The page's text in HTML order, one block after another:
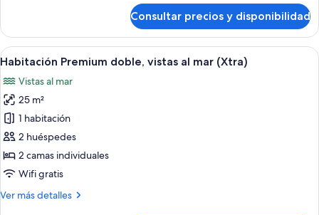
+
2
junior
(Solarium
,
adults
+
2
children)
Consultar precios y disponibilidad
Abrir
todas
las
fotos
de
Habitación
Premium
doble,
al
Habitación de hotel con dos camas,
5
Habitación Premium doble, vistas al mar (Xtra)
Vistas al mar
25 m²
1 habitación
2 huéspedes
2 camas individuales
Wifi gratis
Ver más detalles
Más